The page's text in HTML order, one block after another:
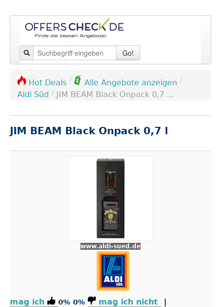
Go!
Hot Deals / Alle Angebote anzeigen /
Aldi Süd / JIM BEAM Black Onpack 0,7 ...
JIM BEAM Black Onpack 0,7 l
www.aldi-sued.de
mag ich 0% 0% mag ich nicht
|